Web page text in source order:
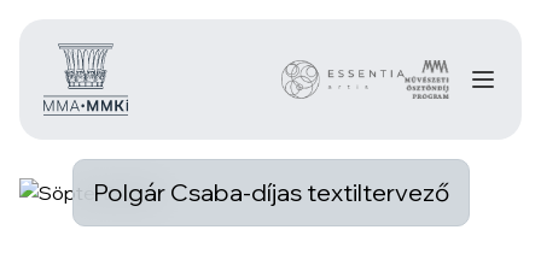
Polgár Csaba-díjas textiltervező